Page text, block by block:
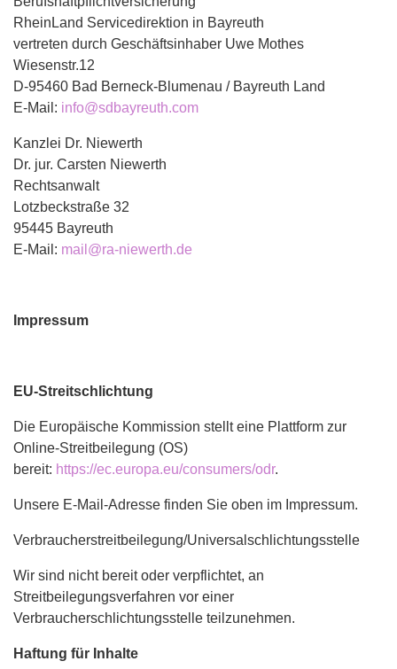
RheinLand Servicedirektion in Bayreuth
vertreten durch Geschäftsinhaber Uwe Mothes
Wiesenstr.12
D-95460 Bad Berneck-Blumenau / Bayreuth Land
E-Mail: info@sdbayreuth.com
Kanzlei Dr. Niewerth
Dr. jur. Carsten Niewerth
Rechtsanwalt
Lotzbeckstraße 32
95445 Bayreuth
E-Mail: mail@ra-niewerth.de
Impressum
EU-Streitschlichtung
Die Europäische Kommission stellt eine Plattform zur
Online-Streitbeilegung (OS)
bereit: https://ec.europa.eu/consumers/odr.
Unsere E-Mail-Adresse finden Sie oben im Impressum.
Verbraucherstreitbeilegung/Universalschlichtungsstelle
Wir sind nicht bereit oder verpflichtet, an
Streitbeilegungsverfahren vor einer
Verbraucherschlichtungsstelle teilzunehmen.
Haftung für Inhalte